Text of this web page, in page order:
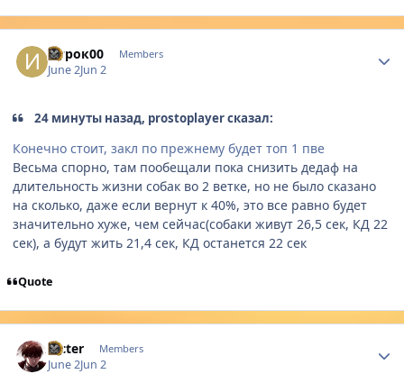
Игрок00 Members
June 2Jun 2
24 минуты назад, prostoplayer сказал:
Конечно стоит, закл по прежнему будет топ 1 пве
Весьма спорно, там пообещали пока снизить дедаф на
длительность жизни собак во 2 ветке, но не было сказано
на сколько, даже если вернут к 40%, это все равно будет
значительно хуже, чем сейчас(собаки живут 26,5 сек, КД 22
сек), а будут жить 21,4 сек, КД останется 22 сек
Quote
Ricter Members
June 2Jun 2